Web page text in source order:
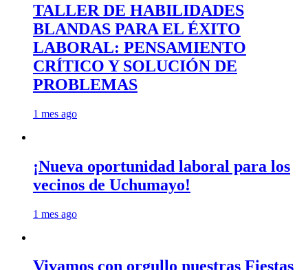
TALLER DE HABILIDADES
BLANDAS PARA EL ÉXITO
LABORAL: PENSAMIENTO
CRÍTICO Y SOLUCIÓN DE
PROBLEMAS
1 mes ago
¡Nueva oportunidad laboral para los
vecinos de Uchumayo!
1 mes ago
Vivamos con orgullo nuestras Fiestas